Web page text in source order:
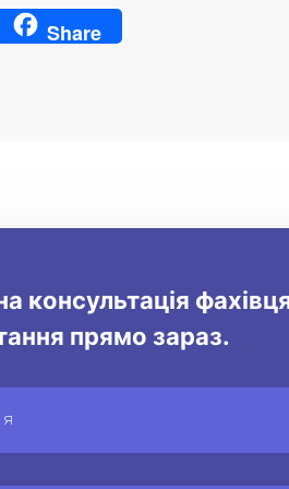
Share
консультація
прямо зараз.